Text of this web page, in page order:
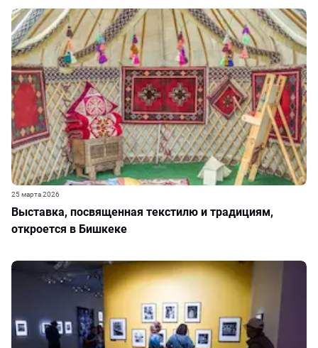
Выставка, посвященная текстилю и традициям,
откроется в Бишкеке
25 марта 2026